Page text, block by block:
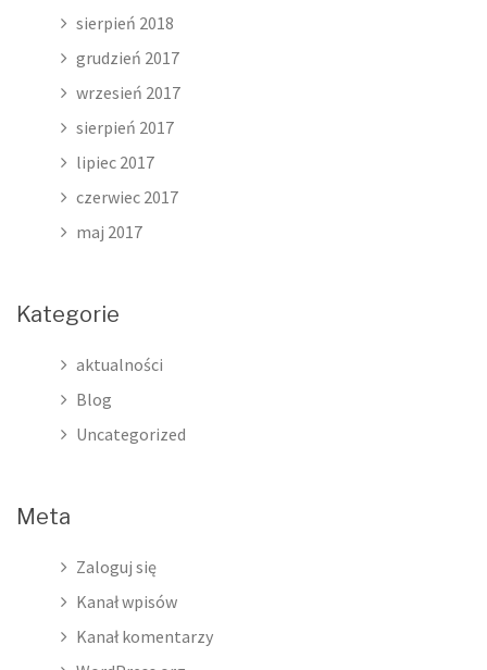
sierpień 2018
grudzień 2017
wrzesień 2017
sierpień 2017
lipiec 2017
czerwiec 2017
maj 2017
Kategorie
aktualności
Blog
Uncategorized
Meta
Zaloguj się
Kanał wpisów
Kanał komentarzy